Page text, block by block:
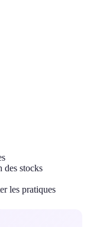
des stocks
les pratiques